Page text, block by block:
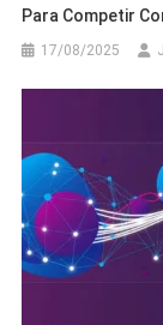
Para Competir
17/08/2025